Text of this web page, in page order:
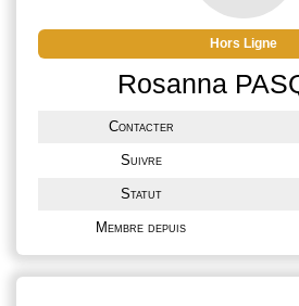
Hors Ligne
Rosanna
Contacter
Suivre
Statut
Membre depuis